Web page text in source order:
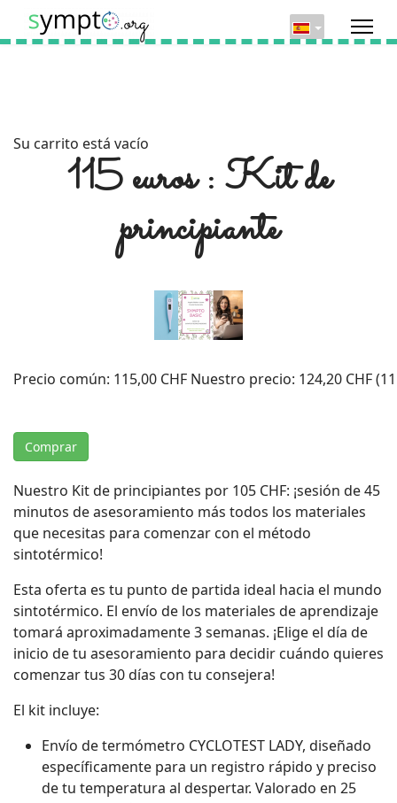
Su carrito está vacío
115 euros : Kit de
principiante
Precio común: 115,00 CHF Nuestro precio: 124,20 CHF
Comprar
Nuestro Kit de principiantes por 105 CHF: ¡sesión de 45
minutos de asesoramiento más todos los materiales
que necesitas para comenzar con el método
sintotérmico!
Esta oferta es tu punto de partida ideal hacia el mundo
sintotérmico. El envío de los materiales de aprendizaje
tomará aproximadamente 3 semanas. ¡Elige el día de
inicio de tu asesoramiento para decidir cuándo quieres
comenzar tus 30 días con tu consejera!
El kit incluye:
Envío de termómetro CYCLOTEST LADY, diseñado
específicamente para un registro rápido y preciso
de tu temperatura al despertar. Valorado en 25